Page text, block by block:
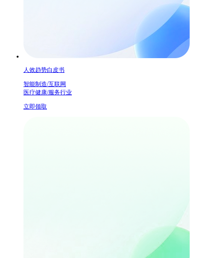
人效趋势白皮书
智能制造/互联网
医疗健康/服务行业
立即领取